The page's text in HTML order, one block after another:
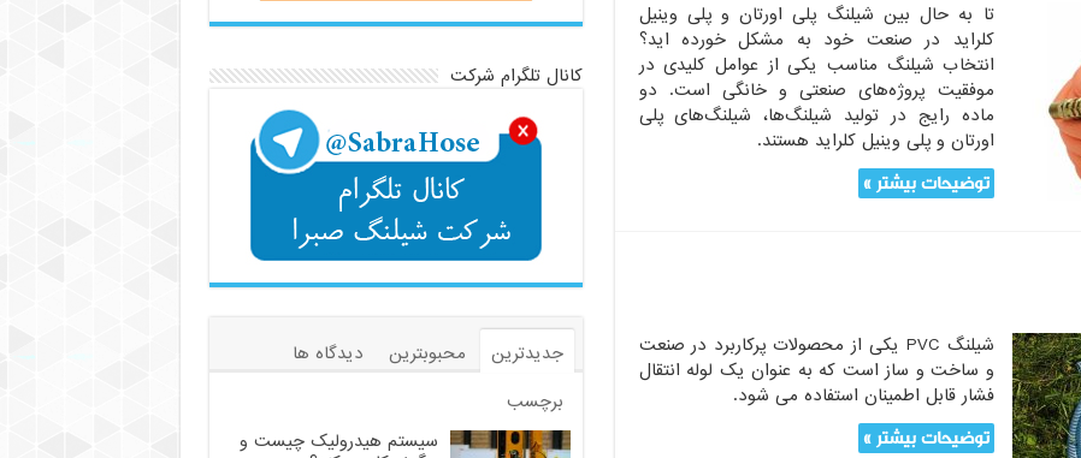
تا به حال بین شیلنگ پلی اورتان و پلی وینیل
کلراید در صنعت خود به مشکل خورده اید؟
انتخاب شیلنگ مناسب یکی از عوامل کلیدی در
موفقیت پروژه‌های صنعتی و خانگی است. دو
ماده رایج در تولید شیلنگ‌ها، شیلنگ‌های پلی
اورتان و پلی وینیل کلراید هستند.
توضیحات بیشتر »
شیلنگ PVC یکی از محصولات پرکاربرد در صنعت
و ساخت و ساز است که به عنوان یک لوله انتقال
فشار قابل اطمینان استفاده می شود.
توضیحات بیشتر »
کانال تلگرام شرکت
جدیدترین محبوبترین
دیدگاه ها
برچسب
سیستم هیدرولیک چیست و